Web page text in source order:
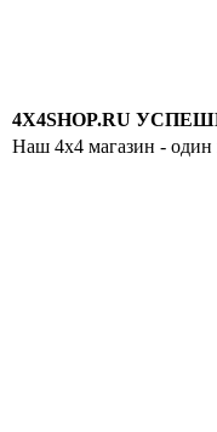
4X4SHOP.RU
Наш 4x4 магазин - один